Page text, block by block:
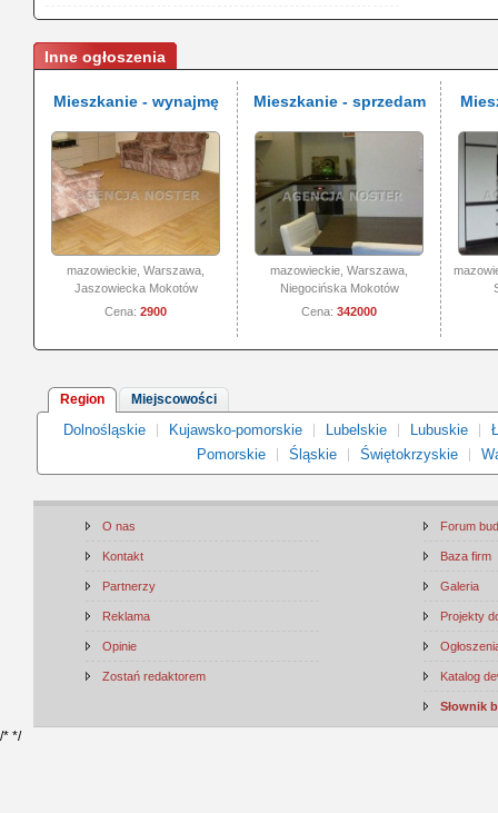
Inne ogłoszenia
Mieszkanie - wynajmę
mazowieckie, Warszawa,
Jaszowiecka Mokotów
Cena: 2900
Mieszkanie - sprzedam
mazowieckie, Warszawa,
Niegocińska Mokotów
Cena: 342000
Region Miejscowości
Dolnośląskie Kujawsko-pomorskie Lubelskie Lubuskie
Pomorskie
Śląskie Świętokrzyskie
O nas
Kontakt
Partnerzy
Reklama
Opinie
Zostań redaktorem
Forum
Baza firm
Galeria
Projekty
Katalog
Słownik
/* */